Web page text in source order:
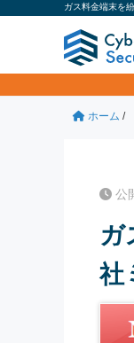
ガス料金端末を
ホーム /
公
ガ
社